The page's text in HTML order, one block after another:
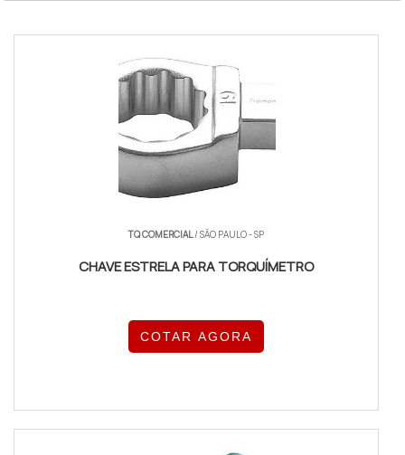
TQ COMERCIAL/ SÃO PAULO - SP
CHAVE ESTRELA PARA TORQUÍMETRO
COTAR AGORA